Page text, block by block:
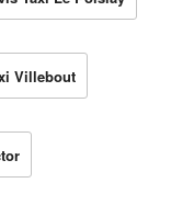
Villebout